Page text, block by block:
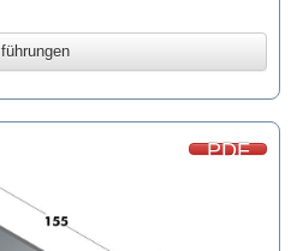
PDF